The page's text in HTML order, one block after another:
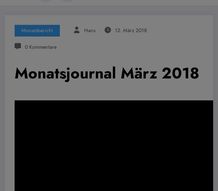
Monatsbericht Hans 12. März 2018
0 Kommentare
Monatsjournal März 2018